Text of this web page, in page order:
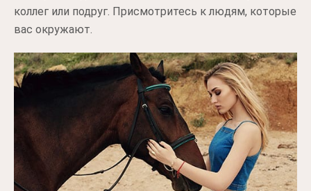
коллег или подруг. Присмотритесь к людям, которые
вас окружают.